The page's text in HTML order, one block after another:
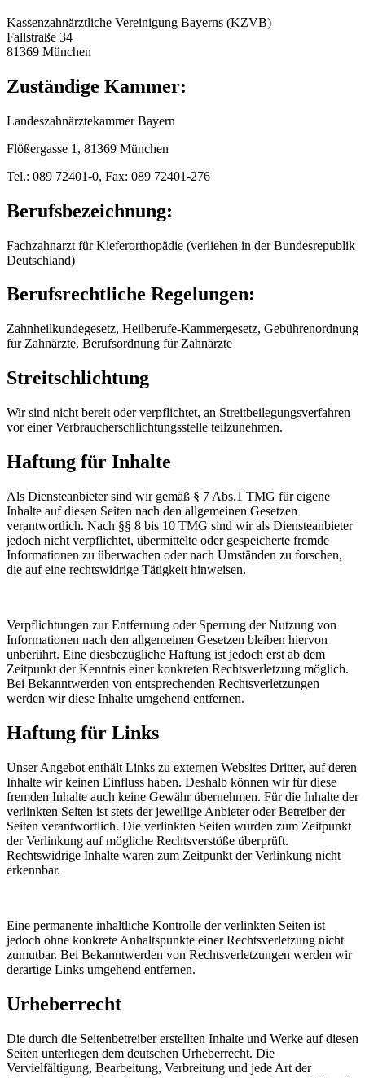
Kassenzahnärztliche Vereinigung Bayerns (KZVB)
Fallstraße 34
81369 München
Zuständige Kammer:
Landeszahnärztekammer Bayern
Flößergasse 1, 81369 München
Tel.: 089 72401-0, Fax: 089 72401-276
Berufsbezeichnung:
Fachzahnarzt für Kieferorthopädie (verliehen in der Bundesrepublik
Deutschland)
Berufsrechtliche Regelungen:
Zahnheilkundegesetz, Heilberufe-Kammergesetz, Gebührenordnung
für Zahnärzte, Berufsordnung für Zahnärzte
Streitschlichtung
Wir sind nicht bereit oder verpflichtet, an Streitbeilegungsverfahren
vor einer Verbraucherschlichtungsstelle teilzunehmen.
Haftung für Inhalte
Als Diensteanbieter sind wir gemäß § 7 Abs.1 TMG für eigene
Inhalte auf diesen Seiten nach den allgemeinen Gesetzen
verantwortlich. Nach §§ 8 bis 10 TMG sind wir als Diensteanbieter
jedoch nicht verpflichtet, übermittelte oder gespeicherte fremde
Informationen zu überwachen oder nach Umständen zu forschen,
die auf eine rechtswidrige Tätigkeit hinweisen.
Verpflichtungen zur Entfernung oder Sperrung der Nutzung von
Informationen nach den allgemeinen Gesetzen bleiben hiervon
unberührt. Eine diesbezügliche Haftung ist jedoch erst ab dem
Zeitpunkt der Kenntnis einer konkreten Rechtsverletzung möglich.
Bei Bekanntwerden von entsprechenden Rechtsverletzungen
werden wir diese Inhalte umgehend entfernen.
Haftung für Links
Unser Angebot enthält Links zu externen Websites Dritter, auf deren
Inhalte wir keinen Einfluss haben. Deshalb können wir für diese
fremden Inhalte auch keine Gewähr übernehmen. Für die Inhalte der
verlinkten Seiten ist stets der jeweilige Anbieter oder Betreiber der
Seiten verantwortlich. Die verlinkten Seiten wurden zum Zeitpunkt
der Verlinkung auf mögliche Rechtsverstöße überprüft.
Rechtswidrige Inhalte waren zum Zeitpunkt der Verlinkung nicht
erkennbar.
Eine permanente inhaltliche Kontrolle der verlinkten Seiten ist
jedoch ohne konkrete Anhaltspunkte einer Rechtsverletzung nicht
zumutbar. Bei Bekanntwerden von Rechtsverletzungen werden wir
derartige Links umgehend entfernen.
Urheberrecht
Die durch die Seitenbetreiber erstellten Inhalte und Werke auf diesen
Seiten unterliegen dem deutschen Urheberrecht. Die
Vervielfältigung, Bearbeitung, Verbreitung und jede Art der